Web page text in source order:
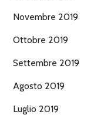
Novembre 2019
Ottobre 2019
Settembre 2019
Agosto 2019
Luglio 2019